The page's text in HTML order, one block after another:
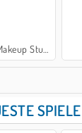
Studio
SPIELE